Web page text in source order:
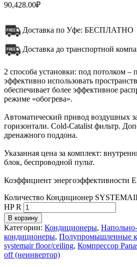
90,428.00₽
Доставка по Уфе: БЕСПЛАТНО
Доставка до транспортной
2 способа установки: под потолком –
эффективно использовать
обеспечивает более эффективное
режиме «обогрева».
Автоматический привод воздушных
горизонтали. Cold-Catalist фильтр.
дренажного поддона.
Указанная цена за комплект:
блок, беспроводной пульт.
Коэффициент энергоэффективности
Количество Кондиционер
HP R
В корзину
Категории: Кондиционеры,
кондиционеры, Полупромышленные
systemair floor/ceiling, Компрессор
off (неинвертор)